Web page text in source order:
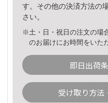
す。その他の決済方法の
さい。
※土・日・祝日の注文の場
のお届けにお時間をいた
即日出荷
受け取り方法